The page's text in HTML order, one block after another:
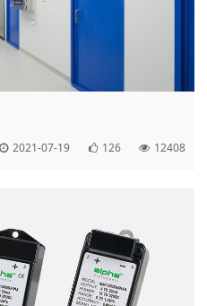
2021-07-19 126 12408